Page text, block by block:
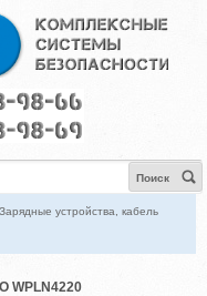
Поиск
Зарядные устройства, кабель